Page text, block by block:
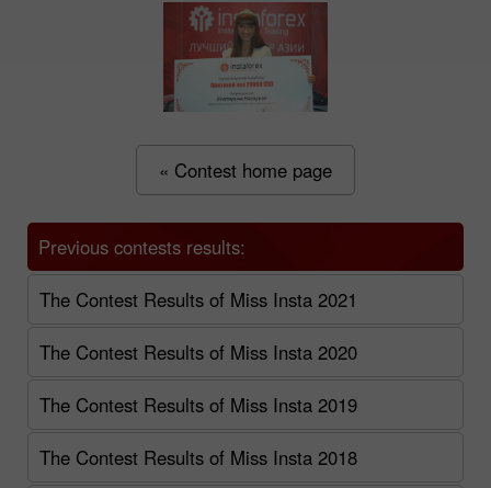
« Contest home page
Previous contests results:
The Contest Results of Miss Insta 2021
The Contest Results of Miss Insta 2020
The Contest Results of Miss Insta 2019
The Contest Results of Miss Insta 2018